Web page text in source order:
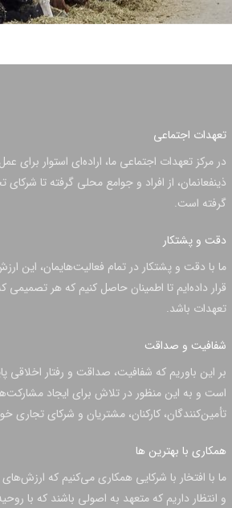
تعهدات اجتماعی
در مرکز تعهدات اجتماعی ما، اراده‌ای استوار برای
ذینفعانمان، از افراد و جوامع محلی گرفته تا
گرفته است.
دقت و پشتکار
ما با دقت و پشتکار در تمام فعالیت‌هایمان، این
قرار داده‌ایم تا اطمینان حاصل کنیم که هر
تعهدات باشد.
شفافیت و صداقت
بر این باوریم که شفافیت، صداقت و رفتار اخلاقی
است و به این منظور در تلاش برای ایجاد
تأمین‌کنندگان، کارکنان، مشتریان و شرکای تجاری
همکاری با بهترین ها
ما با افتخار با شرکایی همکاری می‌کنیم که
و انتظار داریم که متعهد به اصولی باشند که با